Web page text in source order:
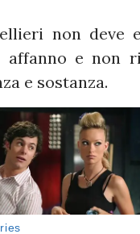
non deve
affanno e non
e sostanza.